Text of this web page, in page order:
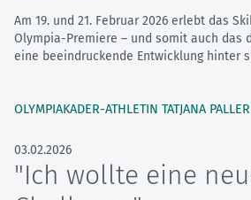
Am 19. und 21. Februar 2026 erlebt das
Olympia-Premiere – und somit auch das
eine beeindruckende Entwicklung hinter
OLYMPIAKADER-ATHLETIN TATJANA
03.02.2026
"Ich wollte eine